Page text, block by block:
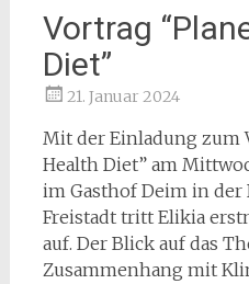
Vortrag
Diet”
21. Januar 2024
Mit der Einladung zum
Health Diet” am
im Gasthof Deim in der
Freistadt tritt Elikia
auf. Der Blick auf das
Zusammenhang mit